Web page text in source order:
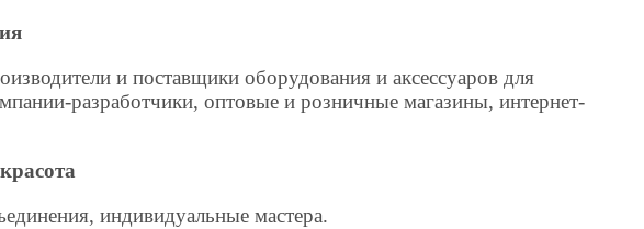
и поставщики оборудования и аксессуаров для
разработчики, оптовые и розничные магазины, интернет-
индивидуальные мастера.